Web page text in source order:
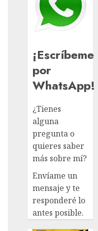
¡Escríbeme
por
WhatsApp!
¿Tienes
alguna
pregunta o
quieres saber
más sobre mí?
Envíame un
mensaje y te
responderé lo
antes posible.